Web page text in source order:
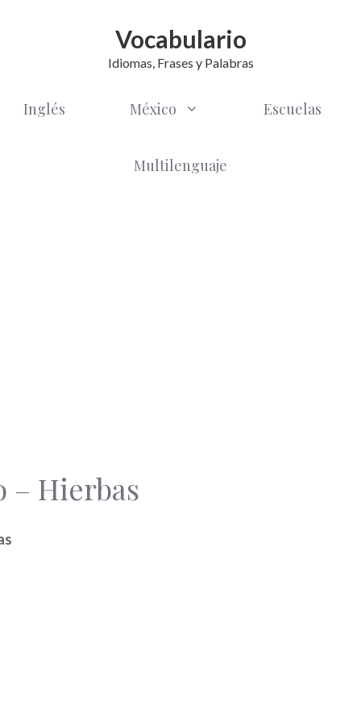
Vocabulario
Idiomas, Frases y Palabras
Inglés México Escuelas
Multilenguaje
– Hierbas